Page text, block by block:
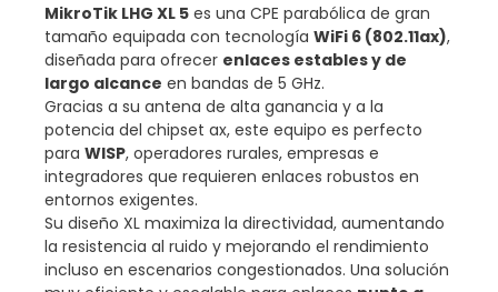
MikroTik LHG XL 5 es una CPE parabólica de gran
tamaño equipada con tecnología WiFi 6 (802.11ax),
diseñada para ofrecer enlaces estables y de
largo alcance en bandas de 5 GHz.
Gracias a su antena de alta ganancia y a la
potencia del chipset ax, este equipo es perfecto
para WISP, operadores rurales, empresas e
integradores que requieren enlaces robustos en
entornos exigentes.
Su diseño XL maximiza la directividad, aumentando
la resistencia al ruido y mejorando el rendimiento
incluso en escenarios congestionados. Una solución